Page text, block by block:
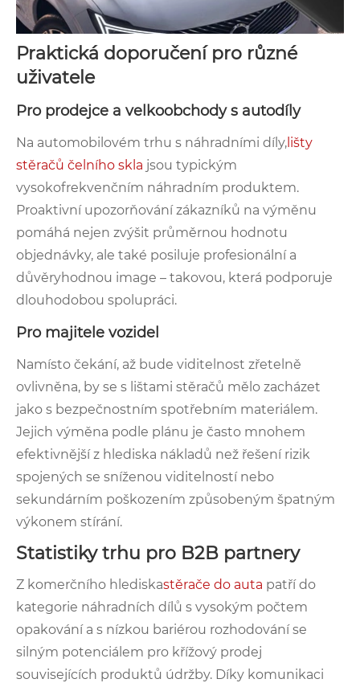
Praktická doporučení pro různé
uživatele
Pro prodejce a velkoobchody s autodíly
Na automobilovém trhu s náhradními díly, lišty
stěračů čelního skla jsou typickým
vysokofrekvenčním náhradním produktem.
Proaktivní upozorňování zákazníků na výměnu
pomáhá nejen zvýšit průměrnou hodnotu
objednávky, ale také posiluje profesionální a
důvěryhodnou image – takovou, která podporuje
dlouhodobou spolupráci.
Pro majitele vozidel
Namísto čekání, až bude viditelnost zřetelně
ovlivněna, by se s lištami stěračů mělo zacházet
jako s bezpečnostním spotřebním materiálem.
Jejich výměna podle plánu je často mnohem
efektivnější z hlediska nákladů než řešení rizik
spojených se sníženou viditelností nebo
sekundárním poškozením způsobeným špatným
výkonem stírání.
Statistiky trhu pro B2B partnery
Z komerčního hlediskastěrače do auta patří do
kategorie náhradních dílů s vysokým počtem
opakování a s nízkou bariérou rozhodování se
silným potenciálem pro křížový prodej
souvisejících produktů údržby. Díky komunikaci